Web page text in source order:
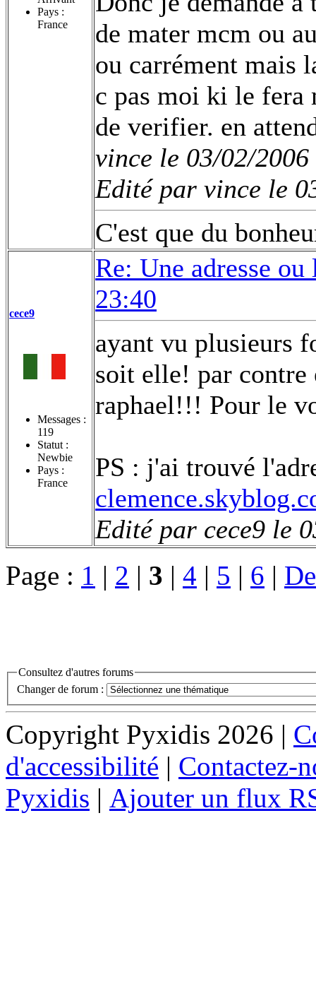
Pays :
France
de mater mcm ou
ou carrément mais
c pas moi ki le
de verifier. en
vince le 03/02/
Edité par vince le
C'est que du
cece9
Messages :
119
Statut :
Newbie
Pays :
France
Re: Une adresse
23:40
ayant vu plusieurs
soit elle! par
raphael!!! Pour le
PS : j'ai trouvé
Edité par cece9 le
Page : 1 | 2 | 3 | 4 | 5 | 6 |
Consultez d'autres forums
Changer de forum :
Copyright Pyxidis 2026 |
d'accessibilité | Contactez-
Pyxidis | Ajouter un flux